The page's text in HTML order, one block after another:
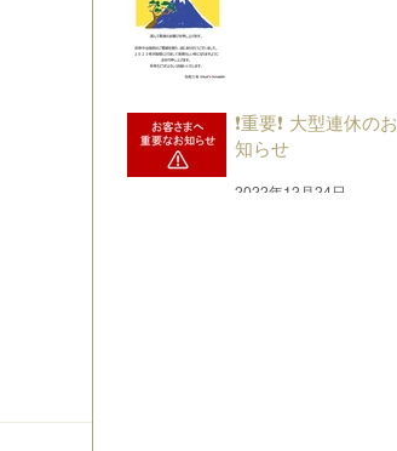
❗重要❗ 大型連休のお
知らせ
2022年12月24日